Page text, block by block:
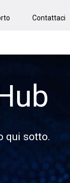
Contattaci
qui sotto.